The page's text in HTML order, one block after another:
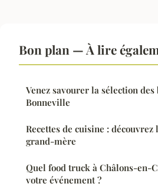
Bon plan — À lire
Venez savourer la sélection
Bonneville
Recettes de cuisine :
grand-mère
Quel food truck à Châlons-en-
votre événement ?